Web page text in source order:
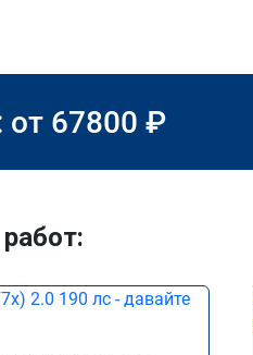
от 67800 ₽